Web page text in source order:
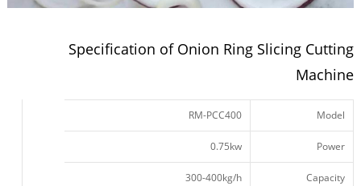
Specification of Onion Ring Slicing Cutting
Machine
Model
RM-PCC400
Power
0.75kw
Capacity
300-400kg/h